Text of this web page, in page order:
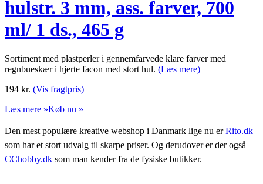
hulstr. 3 mm, ass. farver, 700
ml/ 1 ds., 465 g
Sortiment med plastperler i gennemfarvede klare farver med
regnbueskær i hjerte facon med stort hul. (Læs mere)
194 kr. (Vis fragtpris)
Læs mere »Køb nu »
Den mest populære kreative webshop i Danmark lige nu erRito.dk
som har et stort udvalg til skarpe priser. Og derudover er der også
CChobby.dk som man kender fra de fysiske butikker.